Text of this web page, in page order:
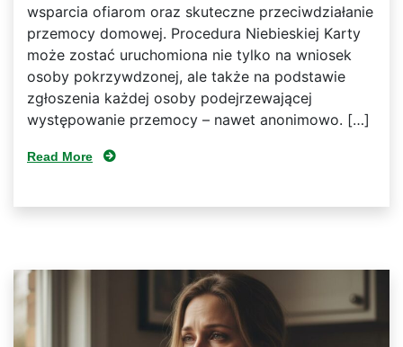
wsparcia ofiarom oraz skuteczne przeciwdziałanie
przemocy domowej. Procedura Niebieskiej Karty
może zostać uruchomiona nie tylko na wniosek
osoby pokrzywdzonej, ale także na podstawie
zgłoszenia każdej osoby podejrzewającej
występowanie przemocy – nawet anonimowo. […]
Read More